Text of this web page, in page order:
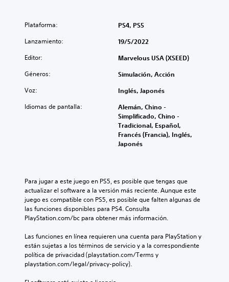
Plataforma: PS4, PS5
Lanzamiento: 19/5/2022
Editor: Marvelous USA (XSEED)
Géneros: Simulación, Acción
Voz: Inglés, Japonés
Idiomas de pantalla:
Alemán, Chino -
Simplificado, Chino -
Tradicional, Español,
Francés (Francia), Inglés,
Japonés
Para jugar a este juego en PS5, es posible que tengas que
actualizar el software a la versión más reciente. Aunque este
juego es compatible con PS5, es posible que falten algunas de
las funciones disponibles para PS4. Consulta
PlayStation.com/bc para obtener más información.
Las funciones en línea requieren una cuenta para PlayStation y
están sujetas a los términos de servicio y a la correspondiente
política de privacidad (playstation.com/Terms y
playstation.com/legal/privacy-policy).